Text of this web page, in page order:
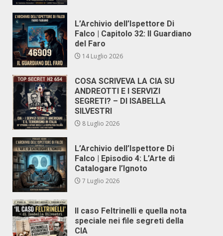
L’Archivio dell’Ispettore Di
Falco | Capitolo 32: Il Guardiano
del Faro
14 Luglio 2026
COSA SCRIVEVA LA CIA SU
ANDREOTTI E I SERVIZI
SEGRETI? – DI ISABELLA
SILVESTRI
8 Luglio 2026
L’Archivio dell’Ispettore Di
Falco | Episodio 4: L’Arte di
Catalogare l’Ignoto
7 Luglio 2026
Il caso Feltrinelli e quella nota
speciale nei file segreti della
CIA